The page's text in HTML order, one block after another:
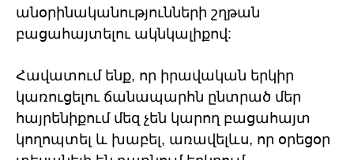
անօրինականությունների շղթան
բացահայտելու ակնկալիքով:
Հավատում ենք, որ իրավական երկիր
կառուցելու ճանապարհն ընտրած մեր
հայրենիքում մեզ չեն կարող բացահայտ
կողոպտել և խաբել, առավելևս, որ օրեցօր